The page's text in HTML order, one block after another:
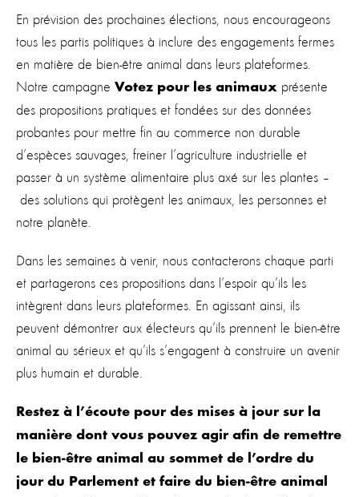
En prévision des prochaines élections, nous encourageons
tous les partis politiques à inclure des engagements fermes
en matière de bien-être animal dans leurs plateformes.
Notre campagne Votez pour les animaux présente
des propositions pratiques et fondées sur des données
probantes pour mettre fin au commerce non durable
d’espèces sauvages, freiner l’agriculture industrielle et
passer à un système alimentaire plus axé sur les plantes –
des solutions qui protègent les animaux, les personnes et
notre planète.
Dans les semaines à venir, nous contacterons chaque parti
et partagerons ces propositions dans l’espoir qu’ils les
intègrent dans leurs plateformes. En agissant ainsi, ils
peuvent démontrer aux électeurs qu’ils prennent le bien-être
animal au sérieux et qu’ils s’engagent à construire un avenir
plus humain et durable.
Restez à l’écoute pour des mises à jour sur la
manière dont vous pouvez agir afin de remettre
le bien-être animal au sommet de l’ordre du
jour du Parlement et faire du bien-être animal